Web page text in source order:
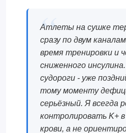
Атлеты на сушке
сразу по двум
время тренировки и
сниженного
судороги - уже
тому моменту
серьёзный. Я всегда
контролировать K+
крови, а не